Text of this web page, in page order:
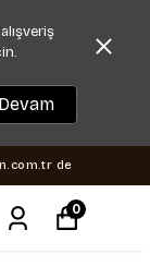
Devam
de
0